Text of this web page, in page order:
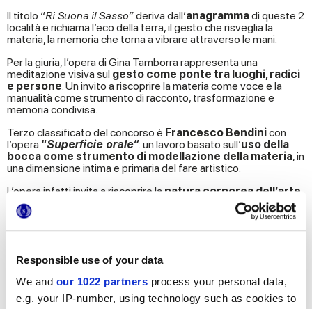
Responsible use of your data
We and our 1022 partners process your personal data,
e.g. your IP-number, using technology such as cookies to
Il titolo “Ri Suona il Sasso”deriva dall’anagrammadi queste 2
località e richiama l’eco della terra, il gesto che risveglia la
materia, la memoria che torna a vibrare attraverso le mani.
Per la giuria, l’opera di Gina Tamborra rappresenta una
meditazione visiva sul gesto come ponte tra luoghi, radici
e persone . Un invito a riscoprire la materia come voce e la
manualità come strumento di racconto, trasformazione e
memoria condivisa.
Terzo classificato del concorso è Francesco Bendinicon
l’opera “Superficie orale”: un lavoro basato sull’uso della
bocca come strumento di modellazione della materia, in
una dimensione intima e primaria del fare artistico.
L’opera infatti invita a riscoprire la natura corporea dell’arte,
dove la materia - in questo caso l’argilla - non è soltanto
lavorata con le mani, ma direttamente masticata, coinvolgendo
Ed è proprio per questaoriginalitàeveracità artistica